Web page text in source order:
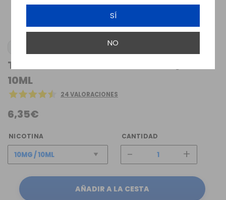
SÍ
NO
TABACO RUBIO BOMBO SALT ELIQUIDS
10ML
24 VALORACIONES
6,35€
NICOTINA CANTIDAD
- +
AÑADIR A LA CESTA